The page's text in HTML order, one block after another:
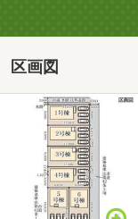
■現地見学のご予約
鍵の手配が必要な
をいただけるとご
当日はデジカメや
す。ご自宅でのご
区画図